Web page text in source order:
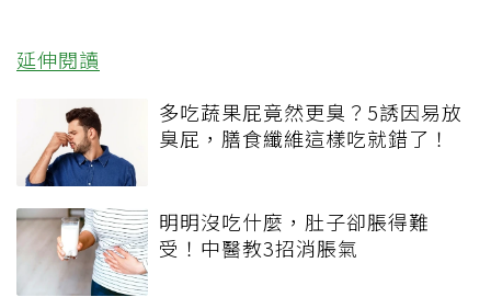
延伸閱讀
多吃蔬果屁竟然更臭？5誘因易放
臭屁，膳食纖維這樣吃就錯了！
明明沒吃什麼，肚子卻脹得難
受！中醫教3招消脹氣